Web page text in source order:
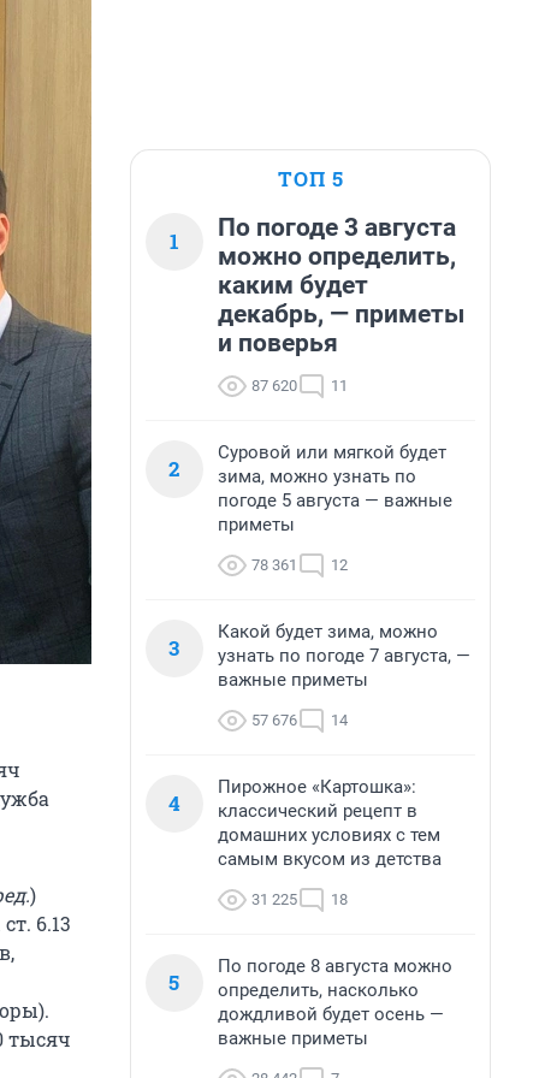
)
6.13
тысяч
ТОП 5
1
По погоде 3 августа
можно определить,
каким будет
декабрь, — приметы
и поверья
87 620 11
2
Суровой или мягкой будет
зима, можно узнать по
погоде 5 августа — важные
приметы
78 361 12
3
Какой будет зима, можно
узнать по погоде 7 августа, —
важные приметы
57 676 14
4
Пирожное «Картошка»:
классический рецепт в
домашних условиях с тем
самым вкусом из детства
31 225 18
5
По погоде 8 августа можно
определить, насколько
дождливой будет осень —
важные приметы